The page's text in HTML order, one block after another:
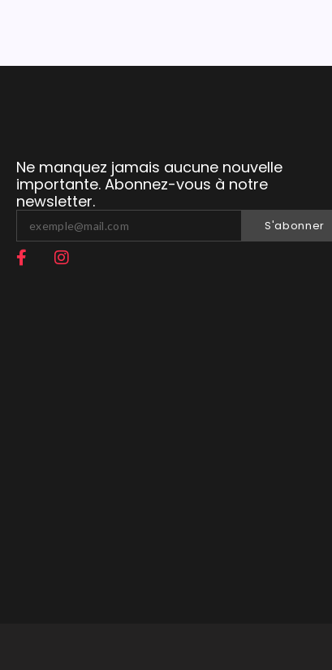
Ne manquez jamais aucune nouvelle
importante. Abonnez-vous à notre
newsletter.
S'abonner